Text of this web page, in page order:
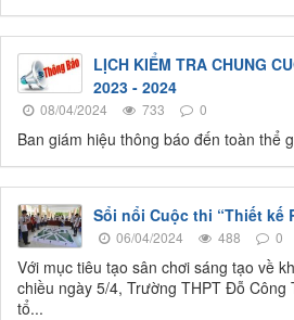
LỊCH KIỂM TRA CHUNG
2023 - 2024
08/04/2024 733 0
Ban giám hiệu thông báo đến toàn thể
Sổi nổi Cuộc thi “Thiết kế
06/04/2024 488 0
Với mục tiêu tạo sân chơi sáng tạo về
chiều ngày 5/4, Trường THPT Đỗ Công
tổ...